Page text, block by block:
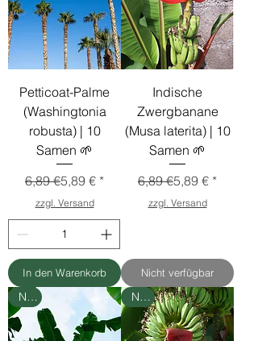
Petticoat-Palme
(Washingtonia
robusta) | 10
Samen 🌱
Standardpreis
6,89 €Sale-Preis
5,89 €
zzgl. Versand
In den Warenkorb
Indische
Zwergbanane
(Musa laterita) | 10
Samen 🌱
Standardpreis
6,89 €Sale-Preis
5,89 €
zzgl. Versand
Nicht verfügbar
Neu Neu